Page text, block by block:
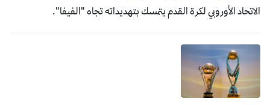
الاتحاد الأوروبي لكرة القدم يتمسك بتهديداته تجاه "الفيفا".